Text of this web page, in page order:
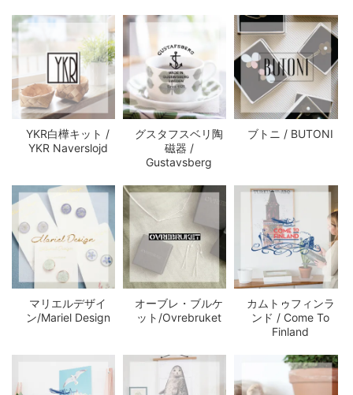
YKR白樺キット /
YKR Naverslojd
グスタフスベリ陶
磁器 /
Gustavsberg
ブトニ / BUTONI
マリエルデザイ
ン/Mariel Design
オーブレ・ブルケ
ット/Ovrebruket
カムトゥフィンラ
ンド / Come To
Finland